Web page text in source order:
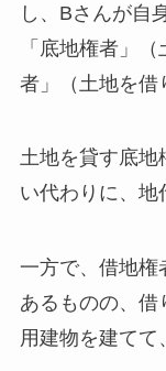
し、Bさんが自
「底地権者」
者」（土地を借
土地を貸す底地
い代わりに、地
一方で、借地権
あるものの、借
用建物を建てて